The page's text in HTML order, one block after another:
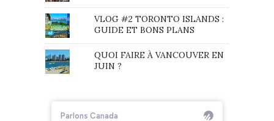
VLOG #2 TORONTO ISLANDS :
GUIDE ET BONS PLANS
QUOI FAIRE À VANCOUVER EN
JUIN ?